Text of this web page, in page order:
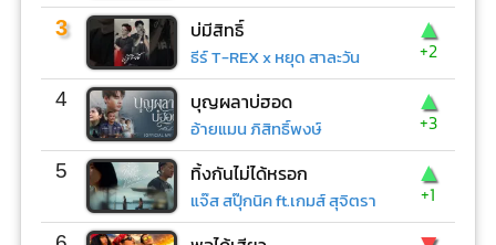
3 บ่มีสิทธิ์
ธีร์ T-REX x หยุด สาละวัน
▲
+2
4 บุญผลาบ่ฮอด
อ้ายแมน ภิสิทธิ์พงษ์
▲
+3
5 ทิ้งกันไม่ได้หรอก
แจ๊ส สปุ๊กนิค ft.เกมส์ สุจิตรา
▲
+1